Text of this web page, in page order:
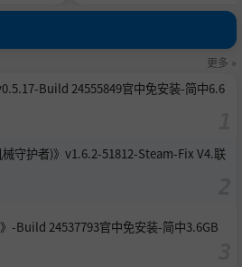
更多 »
Build 24555849官中免安装-简中6.6
械守护者)》v1.6.2-51812-Steam-Fix V4.联
-Build 24537793官中免安装-简中3.6GB